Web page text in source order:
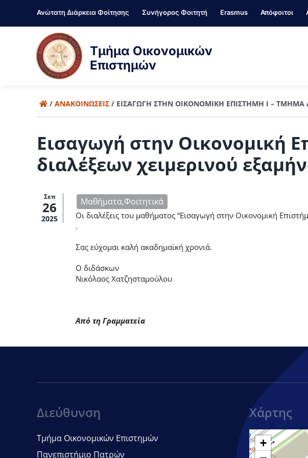
περιεχόμενο
Ανώτατη Διάρκεια Φοίτησης Συνήγορος Φοιτητή Erasmus Απόφοιτοι
Τμήμα Οικονομικών
Επιστημών
/ ΑΝΑΚΟΙΝΏΣΕΙΣ/ ΕΙΣΑΓΩΓΉ ΣΤΗΝ ΟΙΚΟΝΟΜΙΚΉ ΕΠΙΣΤΉΜΗ Ι –
Εισαγωγή στην Οικονομική
διαλέξεων χειμερινού
Σεπ
26
2025
Μαθήματα,Φοιτητικά
Οι διαλέξεις του μαθήματος “Εισαγωγή στην Οικονομική
.
Σας εύχομαι καλή ακαδημαϊκή χρονιά.
Ο διδάσκων
Νικόλαος Χατζησταμούλου
Από τη Γραμματεία
Διεύθυνση
Τμήμα Οικονομικών Επιστημών
Πανεπιστήμιο Πατρών
Χάρτης
+